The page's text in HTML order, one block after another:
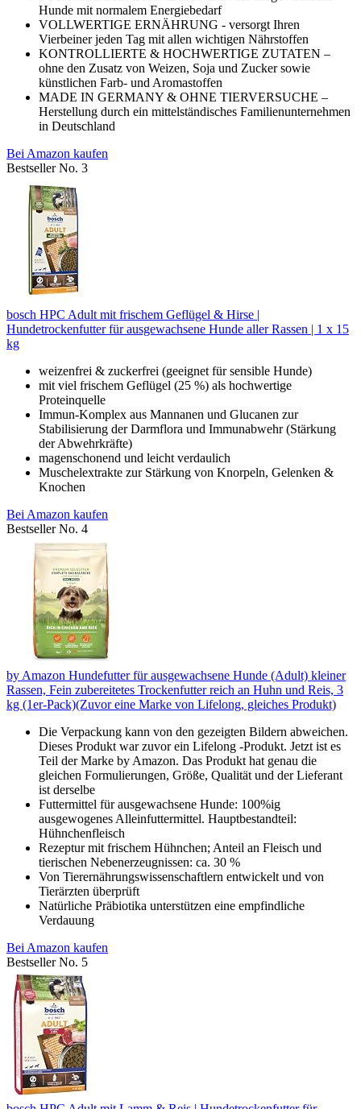
Hunde mit normalem Energiebedarf
VOLLWERTIGE ERNÄHRUNG - versorgt Ihren
Vierbeiner jeden Tag mit allen wichtigen Nährstoffen
KONTROLLIERTE & HOCHWERTIGE ZUTATEN –
ohne den Zusatz von Weizen, Soja und Zucker sowie
künstlichen Farb- und Aromastoffen
MADE IN GERMANY & OHNE TIERVERSUCHE –
Herstellung durch ein mittelständisches Familienunternehmen
in Deutschland
Bei Amazon kaufen
Bestseller No. 3
bosch HPC Adult mit frischem Geflügel & Hirse |
Hundetrockenfutter für ausgewachsene Hunde aller Rassen | 1 x 15
kg
weizenfrei & zuckerfrei (geeignet für sensible Hunde)
mit viel frischem Geflügel (25 %) als hochwertige
Proteinquelle
Immun-Komplex aus Mannanen und Glucanen zur
Stabilisierung der Darmflora und Immunabwehr (Stärkung
der Abwehrkräfte)
magenschonend und leicht verdaulich
Muschelextrakte zur Stärkung von Knorpeln, Gelenken &
Knochen
Bei Amazon kaufen
Bestseller No. 4
by Amazon Hundefutter für ausgewachsene Hunde (Adult) kleiner
Rassen, Fein zubereitetes Trockenfutter reich an Huhn und Reis, 3
kg (1er-Pack)(Zuvor eine Marke von Lifelong, gleiches Produkt)
Die Verpackung kann von den gezeigten Bildern abweichen.
Dieses Produkt war zuvor ein Lifelong -Produkt. Jetzt ist es
Teil der Marke by Amazon. Das Produkt hat genau die
gleichen Formulierungen, Größe, Qualität und der Lieferant
ist derselbe
Futtermittel für ausgewachsene Hunde: 100%ig
ausgewogenes Alleinfuttermittel. Hauptbestandteil:
Hühnchenfleisch
Rezeptur mit frischem Hühnchen; Anteil an Fleisch und
tierischen Nebenerzeugnissen: ca. 30 %
Von Tierernährungswissenschaftlern entwickelt und von
Tierärzten überprüft
Natürliche Präbiotika unterstützen eine empfindliche
Verdauung
Bei Amazon kaufen
Bestseller No. 5